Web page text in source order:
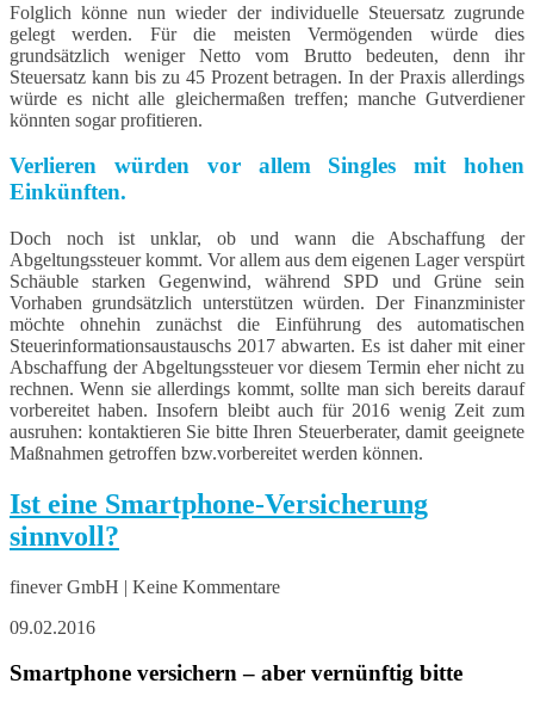
Folglich könne nun wieder der individuelle Steuersatz zugrunde
gelegt werden. Für die meisten Vermögenden würde dies
grundsätzlich weniger Netto vom Brutto bedeuten, denn ihr
Steuersatz kann bis zu 45 Prozent betragen. In der Praxis allerdings
würde es nicht alle gleichermaßen treffen; manche Gutverdiener
könnten sogar profitieren.
Verlieren würden vor allem Singles mit hohen
Einkünften.
Doch noch ist unklar, ob und wann die Abschaffung der
Abgeltungssteuer kommt. Vor allem aus dem eigenen Lager verspürt
Schäuble starken Gegenwind, während SPD und Grüne sein
Vorhaben grundsätzlich unterstützen würden. Der Finanzminister
möchte ohnehin zunächst die Einführung des automatischen
Steuerinformationsaustauschs 2017 abwarten. Es ist daher mit einer
Abschaffung der Abgeltungssteuer vor diesem Termin eher nicht zu
rechnen. Wenn sie allerdings kommt, sollte man sich bereits darauf
vorbereitet haben. Insofern bleibt auch für 2016 wenig Zeit zum
ausruhen: kontaktieren Sie bitte Ihren Steuerberater, damit geeignete
Maßnahmen getroffen bzw.vorbereitet werden können.
Ist eine Smartphone-Versicherung
sinnvoll?
finever GmbH | Keine Kommentare
09.02.2016
Smartphone versichern – aber vernünftig bitte